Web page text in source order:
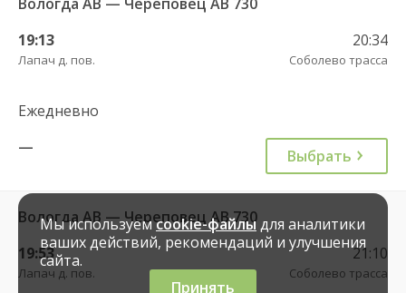
19:13
Лапач д. пов.
20:34
Соболево трасса
Ежедневно
—
Выбрать
Вологда АВ — Череповец АВ 730
19:53
Лапач д. пов.
21:10
Соболево трасса
Мы используемcookie-файлыдля аналитики
ваших действий, рекомендаций и улучшения
сайта.
Принять